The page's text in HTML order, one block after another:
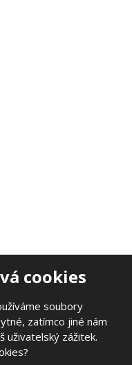
cookies
soubory
zatímco jiné nám
uživatelský zážitek.
údajů| Mapa stránek